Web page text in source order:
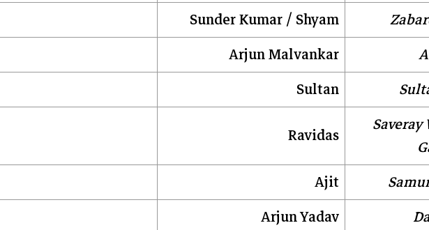
Sunder Kumar / Shyam
Arjun Malvankar
Sultan
Saveray
Ravidas
Ajit
Arjun Yadav